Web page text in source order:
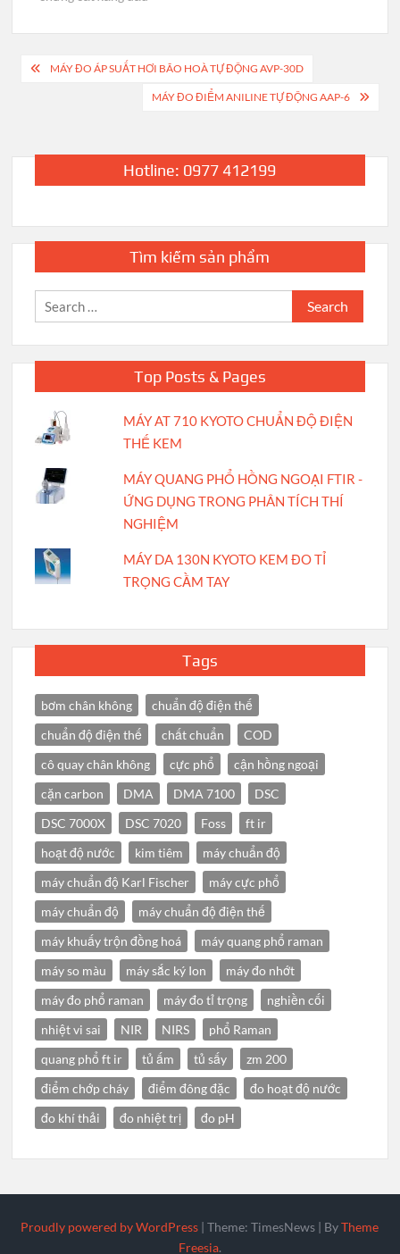
PostMÁY ĐO ÁP SUẤT HƠI BÃO HOÀ TỰ ĐỘNG AVP-30D
MÁY ĐO ĐIỂM ANILINE TỰ ĐỘNG AAP-6
Hotline: 0977 412199
Tìm kiếm sản phẩm
Search
for:
Top Posts & Pages
MÁY AT 710 KYOTO CHUẨN ĐỘ ĐIỆN
THẾ KEM
MÁY QUANG PHỔ HỒNG NGOẠI FTIR -
ỨNG DỤNG TRONG PHÂN TÍCH THÍ
NGHIỆM
MÁY DA 130N KYOTO KEM ĐO TỈ
TRỌNG CẦM TAY
Tags
bơm chân không
chuẩn độ điện thế
chuẩn độ điện thế
chất chuẩn
COD
cô quay chân không
cực phổ
cận hồng ngoại
cặn carbon
DMA DMA 7100
DSC
DSC 7000X
DSC 7020 Foss
ft ir
hoạt độ nước
kim tiêm
máy chuẩn độ
máy chuẩn độ Karl Fischer
máy cực phổ
máy chuẩn độ
máy chuẩn độ điện thế
máy khuấy trộn đồng hoá
máy quang phổ raman
máy so màu
máy sắc ký Ion
máy đo nhớt
máy đo phổ raman
máy đo tỉ trọng
nghiền cối
nhiệt vi sai
NIR NIRS
phổ Raman
quang phổ ft ir
tủ ấm tủ sấy
zm 200
điểm chớp cháy
điểm đông đặc
đo hoạt độ nước
đo khí thải
đo nhiệt trị đo pH
Proudly powered by WordPress |Theme: TimesNews | ByTheme
Freesia.